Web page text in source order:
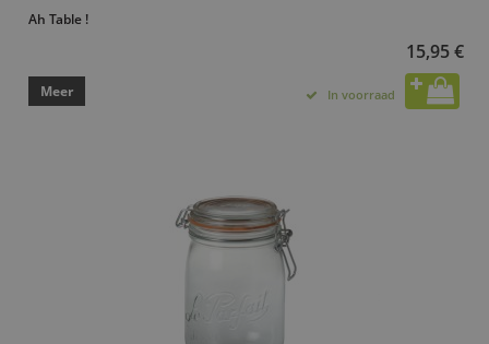
Ah Table !
15,95 €
Meer In voorraad